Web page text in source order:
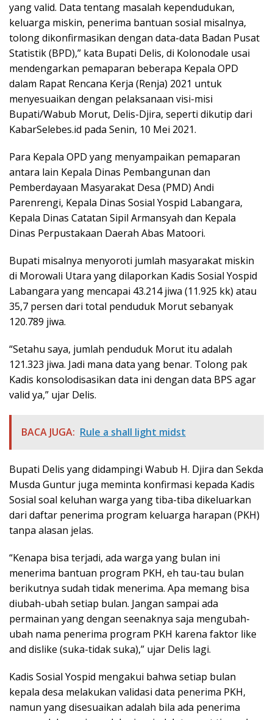
yang valid. Data tentang masalah kependudukan,
keluarga miskin, penerima bantuan sosial misalnya,
tolong dikonfirmasikan dengan data-data Badan Pusat
Statistik (BPD),” kata Bupati Delis, di Kolonodale usai
mendengarkan pemaparan beberapa Kepala OPD
dalam Rapat Rencana Kerja (Renja) 2021 untuk
menyesuaikan dengan pelaksanaan visi-misi
Bupati/Wabub Morut, Delis-Djira, seperti dikutip dari
KabarSelebes.id pada Senin, 10 Mei 2021.
Para Kepala OPD yang menyampaikan pemaparan
antara lain Kepala Dinas Pembangunan dan
Pemberdayaan Masyarakat Desa (PMD) Andi
Parenrengi, Kepala Dinas Sosial Yospid Labangara,
Kepala Dinas Catatan Sipil Armansyah dan Kepala
Dinas Perpustakaan Daerah Abas Matoori.
Bupati misalnya menyoroti jumlah masyarakat miskin
di Morowali Utara yang dilaporkan Kadis Sosial Yospid
Labangara yang mencapai 43.214 jiwa (11.925 kk) atau
35,7 persen dari total penduduk Morut sebanyak
120.789 jiwa.
“Setahu saya, jumlah penduduk Morut itu adalah
121.323 jiwa. Jadi mana data yang benar. Tolong pak
Kadis konsolodisasikan data ini dengan data BPS agar
valid ya,” ujar Delis.
BACA JUGA: Rule a shall light midst
Bupati Delis yang didampingi Wabub H. Djira dan Sekda
Musda Guntur juga meminta konfirmasi kepada Kadis
Sosial soal keluhan warga yang tiba-tiba dikeluarkan
dari daftar penerima program keluarga harapan (PKH)
tanpa alasan jelas.
“Kenapa bisa terjadi, ada warga yang bulan ini
menerima bantuan program PKH, eh tau-tau bulan
berikutnya sudah tidak menerima. Apa memang bisa
diubah-ubah setiap bulan. Jangan sampai ada
permainan yang dengan seenaknya saja mengubah-
ubah nama penerima program PKH karena faktor like
and dislike (suka-tidak suka),” ujar Delis lagi.
Kadis Sosial Yospid mengakui bahwa setiap bulan
kepala desa melakukan validasi data penerima PKH,
namun yang disesuaikan adalah bila ada penerima